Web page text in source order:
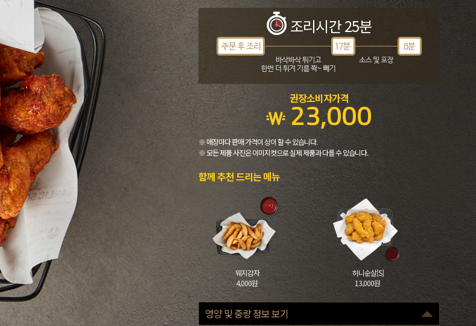
조리시간 25분
권장소비자가격
23,000
※ 매장마다 판매 가격이 상이 할 수 있습니다.
※ 모든 제품 사진은 이미지컷으로 실제 제품과 다를 수 있습니다.
함께 추천 드리는 메뉴
웨지감자
4,000원
허니순살[S]
13,000원
영양 및 중량 정보 보기